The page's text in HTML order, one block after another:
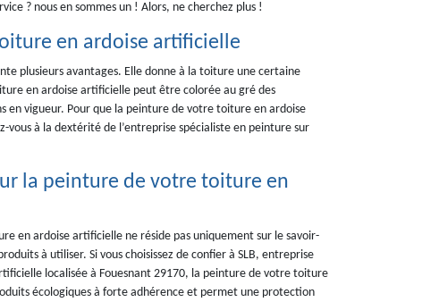
? nous en sommes un ! Alors, ne cherchez plus !
en ardoise artificielle
plusieurs avantages. Elle donne à la toiture une certaine
en ardoise artificielle peut être colorée au gré des
en vigueur. Pour que la peinture de votre toiture en ardoise
à la dextérité de l’entreprise spécialiste en peinture sur
la peinture de votre toiture en
en ardoise artificielle ne réside pas uniquement sur le savoir-
à utiliser. Si vous choisissez de confier à SLB, entreprise
localisée à Fouesnant 29170, la peinture de votre toiture
écologiques à forte adhérence et permet une protection